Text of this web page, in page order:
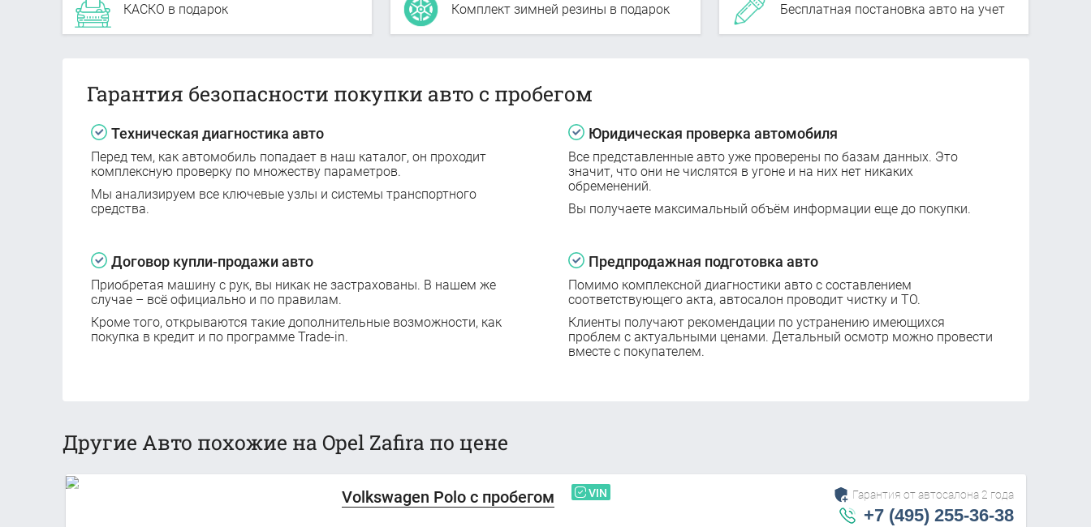
КАСКО в подарок Комплект зимней резины в подарок Бесплатная постановка авто на учет
Гарантия безопасности покупки авто с пробегом
Техническая диагностика авто
Перед тем, как автомобиль попадает в наш каталог, он проходит
комплексную проверку по множеству параметров.
Мы анализируем все ключевые узлы и системы транспортного
средства.
Юридическая проверка автомобиля
Все представленные авто уже проверены по базам данных. Это
значит, что они не числятся в угоне и на них нет никаких
обременений.
Вы получаете максимальный объём информации еще до покупки.
Договор купли-продажи авто
Приобретая машину с рук, вы никак не застрахованы. В нашем же
случае – всё официально и по правилам.
Кроме того, открываются такие дополнительные возможности, как
покупка в кредит и по программе Trade-in.
Предпродажная подготовка авто
Помимо комплексной диагностики авто с составлением
соответствующего акта, автосалон проводит чистку и ТО.
Клиенты получают рекомендации по устранению имеющихся
проблем с актуальными ценами. Детальный осмотр можно провести
вместе с покупателем.
Другие Авто похожие на Opel Zafira по цене
Volkswagen Polo с пробегом VIN Гарантия от автосалона 2 года
+7 (495) 255-36-38